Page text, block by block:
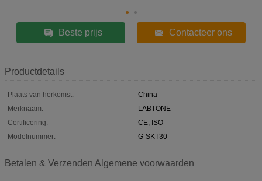
Beste prijs Contacteer ons
Productdetails
Plaats van herkomst:
China
Merknaam:
LABTONE
Certificering:
CE, ISO
Modelnummer:
G-SKT30
Betalen & Verzenden Algemene voorwaarden